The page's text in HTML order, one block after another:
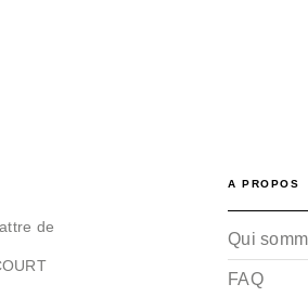
de
A PROPOS
Qui
FAQ